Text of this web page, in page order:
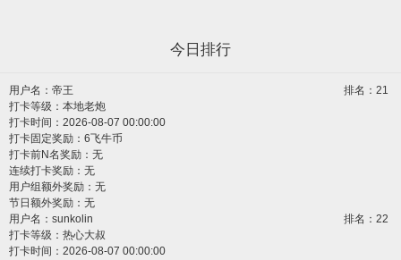
今日排行
用户名： 帝王
排名：21
打卡等级：本地老炮
打卡时间：2026-08-07 00:00:00
打卡固定奖励：6飞牛币
打卡前N名奖励：无
连续打卡奖励：无
用户组额外奖励：无
节日额外奖励：无
用户名： sunkolin
排名：22
打卡等级：热心大叔
打卡时间：2026-08-07 00:00:00